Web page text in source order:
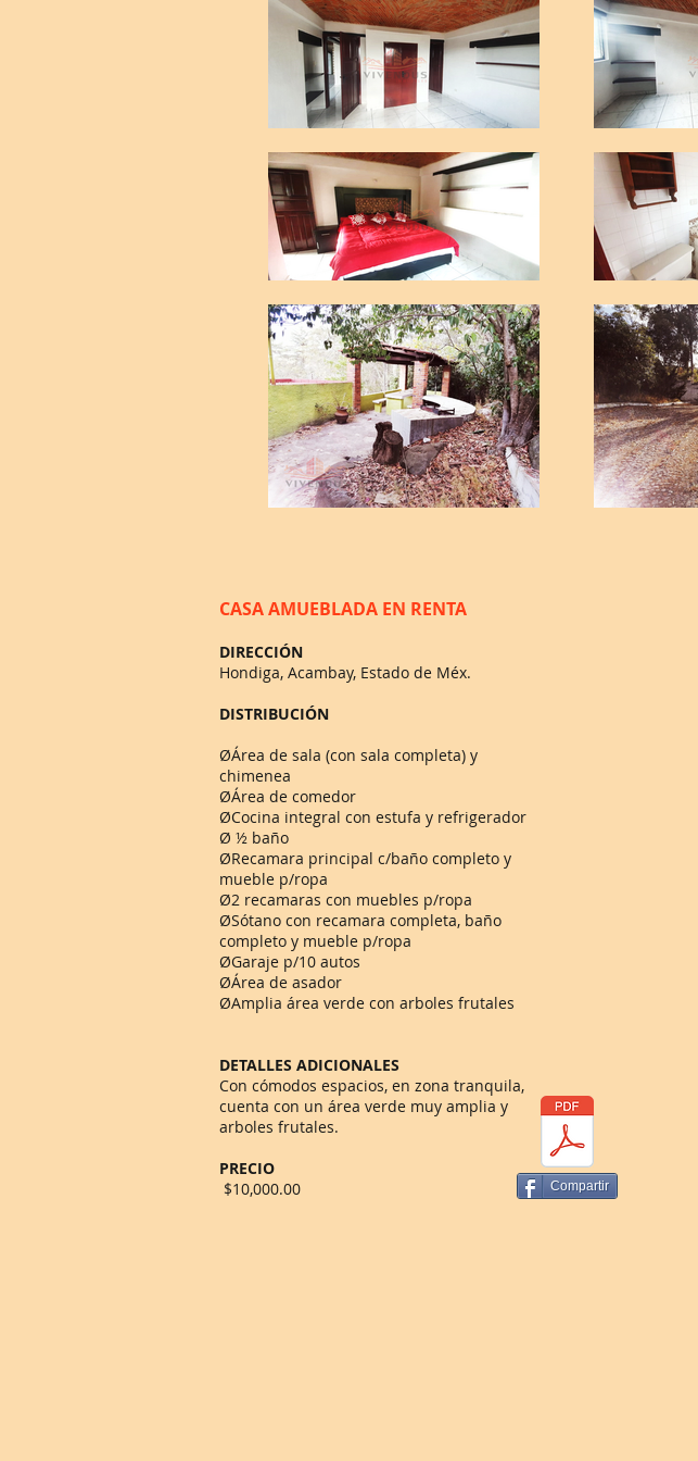
CASA AMUEBLADA EN RENTA
DIRECCIÓN
Hondiga, Acambay, Estado de Méx.
DISTRIBUCIÓN
ØÁrea de sala (con sala completa) y
chimenea
ØÁrea de comedor
ØCocina integral con estufa y refrigerador
Ø ½ baño
ØRecamara principal c/baño completo y
mueble p/ropa
Ø2 recamaras con muebles p/ropa
ØSótano con recamara completa, baño
completo y mueble p/ropa
ØGaraje p/10 autos
ØÁrea de asador
ØAmplia área verde con arboles frutales
DETALLES ADICIONALES
Con cómodos espacios, en zona tranquila,
cuenta con un área verde muy amplia y
arboles frutales.
PRECIO
$10,000.00
Compartir